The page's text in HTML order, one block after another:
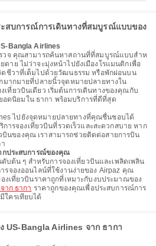
สบการณ์การเดินทางที่สมบูรณ์แบบของ
Bangla Airlines
วจ คุณสามารถค้นหาสถานที่ที่สมบูรณ์แบบสําห
าย ไม่ว่าจะมุ่งหน้าไปยังเมืองโรแมนติกเพื่อ
ชีวาที่เต็มไปด้วยวัฒนธรรม หรือพักผ่อนบน
มากมายที่ปลายนิ้วจุดหมายปลายทางใน
ที่ยวบินเดียว เริ่มต้นการเดินทางของคุณกับ
อดนิยมใน ธากา พร้อมบริการที่ดีที่สุด
ไปยังจุดหมายปลายทางที่คุณชื่นชอบได้
การจองเที่ยวบินที่รวดเร็วและสะดวกสบาย หาก
นของคุณ เราสามารถช่วยติดต่อสายการบิน
กประสบการณ์ของคุณ
บต้น ๆ สําหรับการจองเที่ยวบินและเพลิดเพลิน
รจองออนไลน์ที่ใช้งานง่ายของ Airpaz คุณ
งเที่ยวบินราคาถูกที่เหมาะกับงบประมาณของ
าก ธากา ราคาถูกของคุณเพื่อประสบการณ์การ
ใครเทียบได้
US-Bangla Airlines จาก ธากา